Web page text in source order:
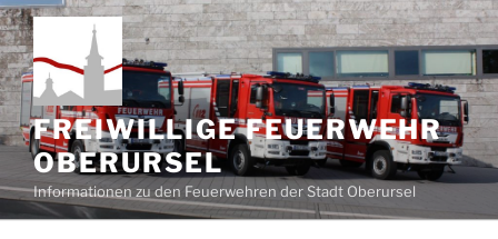
Zum
Inhalt
springen
FREIWILLIGE FEUERWEHR
OBERURSEL
Informationen zu den Feuerwehren der Stadt Oberursel